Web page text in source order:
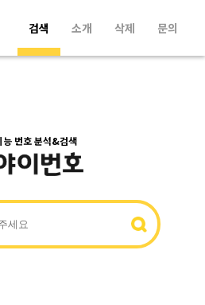
검색 소개 삭제 문의
능 번호 분석&검색